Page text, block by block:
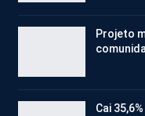
Projeto
Cai